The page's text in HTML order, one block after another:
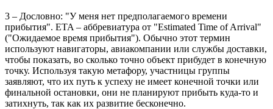
3 – Дословно: "У меня нет предполагаемого времени
прибытия". ETA – аббревиатура от "Estimated Time of Arrival"
("Ожидаемое время прибытия"). Обычно этот термин
используют навигаторы, авиакомпании или службы доставки,
чтобы показать, во сколько точно объект прибудет в конечную
точку. Используя такую метафору, участницы группы
заявляют, что их путь к успеху не имеет конечной точки или
финальной остановки, они не планируют прибыть куда-то и
затихнуть, так как их развитие бесконечно.